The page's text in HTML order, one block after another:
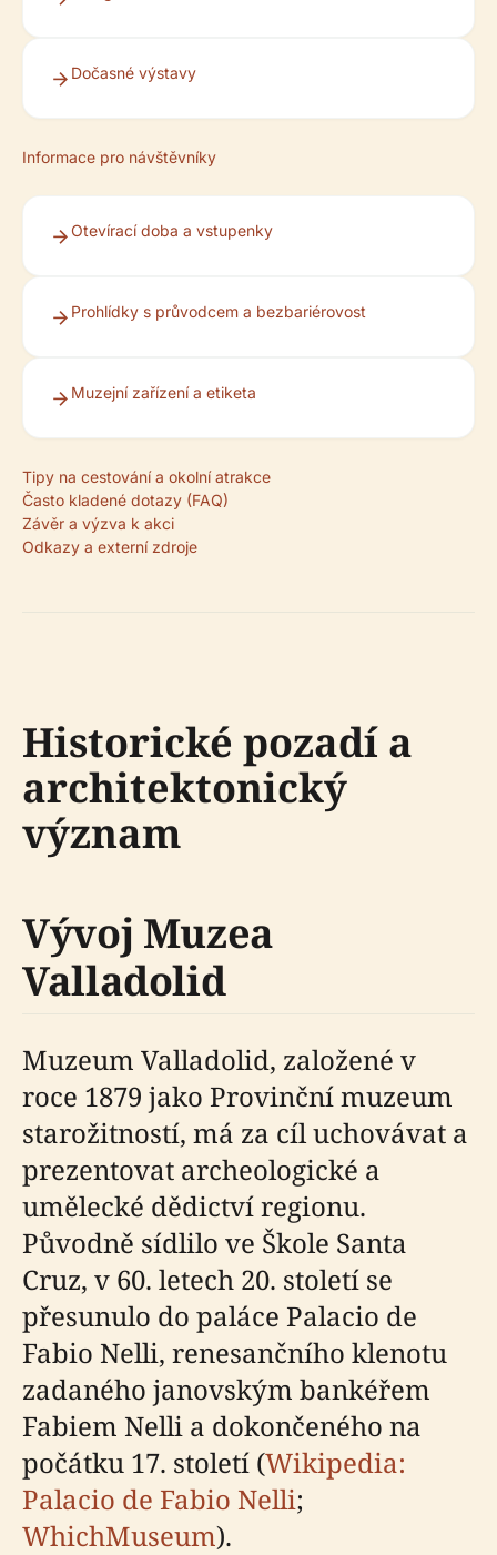
Dočasné výstavy
Informace pro návštěvníky
Otevírací doba a vstupenky
Prohlídky s průvodcem a bezbariérovost
Muzejní zařízení a etiketa
Tipy na cestování a okolní atrakce
Často kladené dotazy (FAQ)
Závěr a výzva k akci
Odkazy a externí zdroje
Historické pozadí a
architektonický
význam
Vývoj Muzea
Valladolid
Muzeum Valladolid, založené v
roce 1879 jako Provinční muzeum
starožitností, má za cíl uchovávat a
prezentovat archeologické a
umělecké dědictví regionu.
Původně sídlilo ve Škole Santa
Cruz, v 60. letech 20. století se
přesunulo do paláce Palacio de
Fabio Nelli, renesančního klenotu
zadaného janovským bankéřem
Fabiem Nelli a dokončeného na
počátku 17. století (Wikipedia:
Palacio de Fabio Nelli;
WhichMuseum).